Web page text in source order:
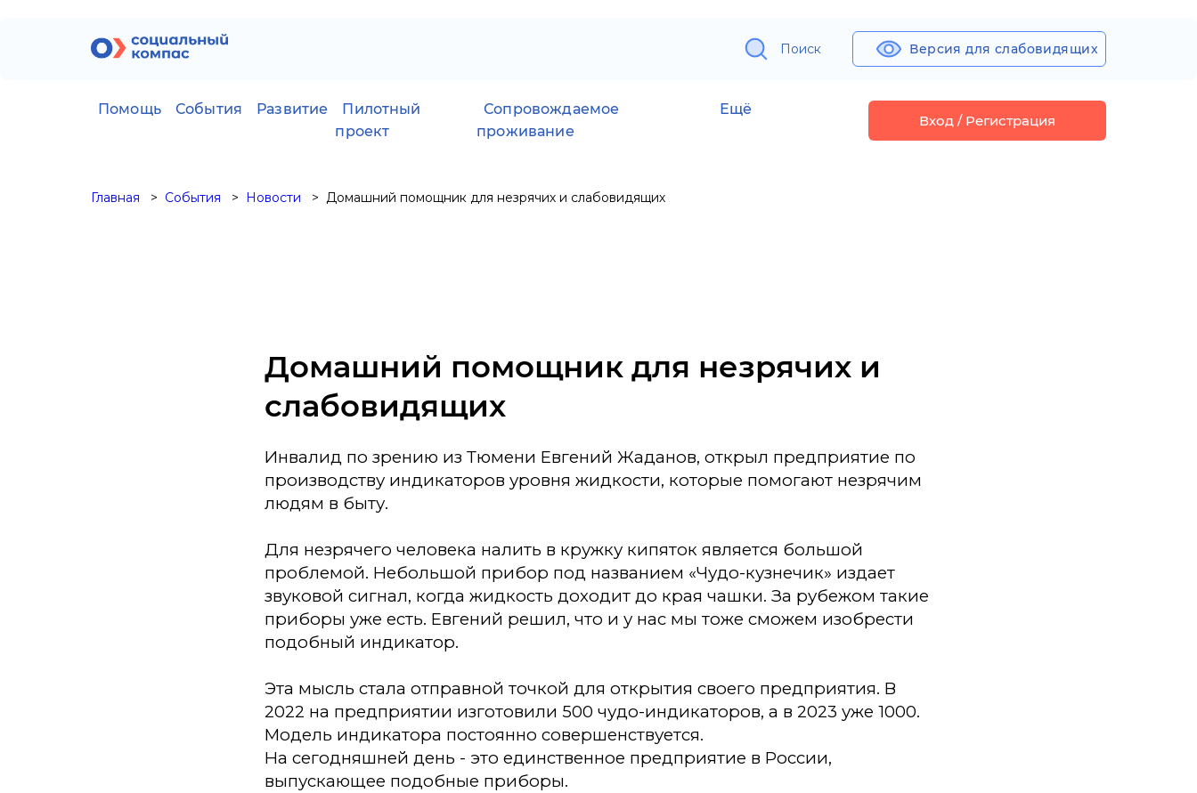
Поиск Версия для слабовидящих
Помощь События Развитие
Пилотный
проект
Сопровождаемое
проживание
Ещё
Вход / Регистрация
Главная События Новости Домашний помощник для незрячих и слабовидящих
Домашний помощник для незрячих и
слабовидящих
Инвалид по зрению из Тюмени Евгений Жаданов, открыл предприятие по
производству индикаторов уровня жидкости, которые помогают незрячим
людям в быту.
Для незрячего человека налить в кружку кипяток является большой
проблемой. Небольшой прибор под названием «Чудо-кузнечик» издает
звуковой сигнал, когда жидкость доходит до края чашки. За рубежом такие
приборы уже есть. Евгений решил, что и у нас мы тоже сможем изобрести
подобный индикатор.
Эта мысль стала отправной точкой для открытия своего предприятия. В
2022 на предприятии изготовили 500 чудо-индикаторов, а в 2023 уже 1000.
Модель индикатора постоянно совершенствуется.
На сегодняшней день - это единственное предприятие в России,
выпускающее подобные приборы.